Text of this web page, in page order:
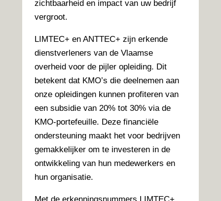
zichtbaarheid en impact van uw bedrijf
vergroot.
LIMTEC+ en ANTTEC+ zijn erkende
dienstverleners van de Vlaamse
overheid voor de pijler opleiding. Dit
betekent dat KMO’s die deelnemen aan
onze opleidingen kunnen profiteren van
een subsidie van 20% tot 30% via de
KMO-portefeuille. Deze financiële
ondersteuning maakt het voor bedrijven
gemakkelijker om te investeren in de
ontwikkeling van hun medewerkers en
hun organisatie.